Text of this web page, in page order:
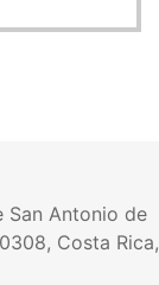
San Antonio de
Costa Rica,